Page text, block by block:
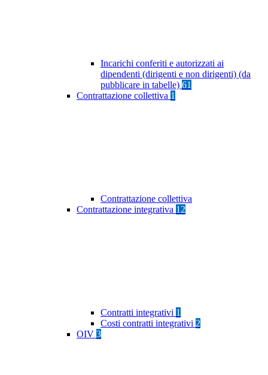
Incarichi conferiti e autorizzati ai
dipendenti (dirigenti e non dirigenti) (da
pubblicare in tabelle) 61
Contrattazione collettiva 1
Contrattazione collettiva
Contrattazione integrativa 12
Contratti integrativi 1
Costi contratti integrativi 2
OIV 3